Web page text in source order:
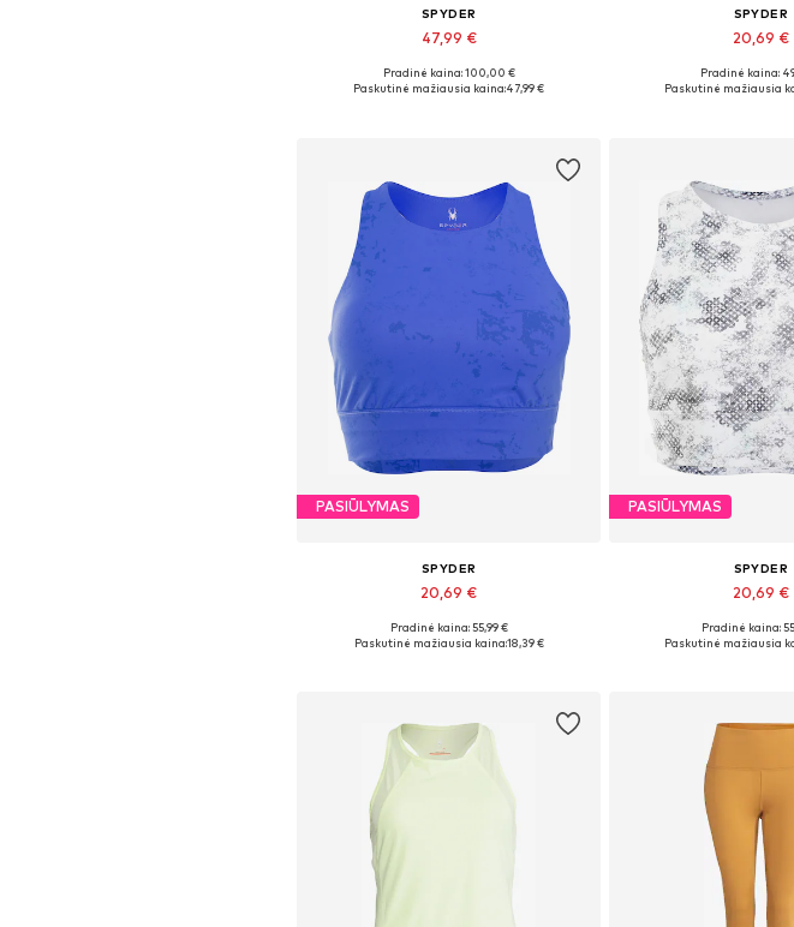
SPYDER
47,99 €
Galimi dydžiai: 36, 39
Pradinė kaina: 100,00 €
Paskutinė mažiausia kaina:47,99 €
SPYDER
20,69 €
Galimi dydžiai:
Pradinė kaina:
Paskutinė mažiausia
PASIŪLYMAS
SPYDER
20,69 €
Galimi dydžiai: XL
Pradinė kaina: 55,99 €
Paskutinė mažiausia kaina:18,39 €
PASIŪLYMAS
SPYDER
20,69 €
Galimi dydžiai:
Pradinė kaina:
Paskutinė mažiausia